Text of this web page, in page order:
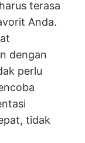
terasa
Anda.
dengan
perlu
tidak